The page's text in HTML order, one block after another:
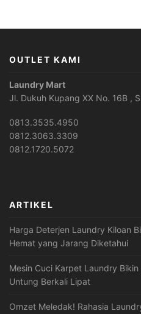
OUTLET KAMI
Laundry Mart
Jl. Dukuh Kupang XX No. 16B ,
0813.3535.4950
0812.3063.3309
0812.1720.5072
ARTIKEL
Harga Deterjen Laundry Kiloan
Hemat yang Jarang Diketahui
Mesin Cuci Karpet Laundry
Untung Berkali Lipat
Omzet Meledak! Rahasia